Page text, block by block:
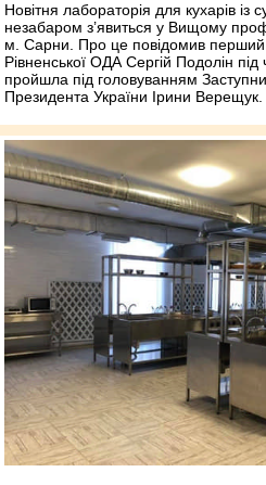
Новітня лабораторія для кухарів
незабаром з’явиться у Вищому
м. Сарни. Про це повідомив перший
Рівненської ОДА Сергій Подолін
пройшла під головуванням
Президента України Ірини Верещук.